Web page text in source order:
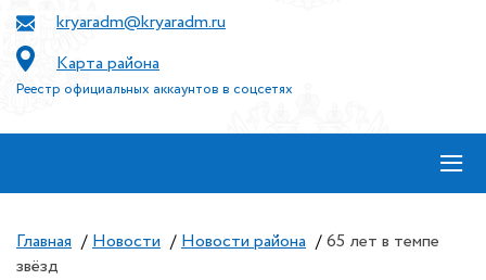
kryaradm@kryaradm.ru
Карта района
Реестр официальных аккаунтов в соцсетях
≡
Главная / Новости / Новости района / 65 лет в темпе
звёзд